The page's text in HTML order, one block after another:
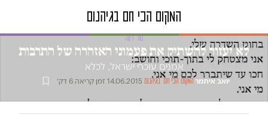
טור דעה
לא יעזור להשתיק את פעמוני האזהרה של התרבות
אמנים עוכרי ישראל, לכלא
יואב איתמר·המקום הכי חם בגיהנום 14.06.2015 זמן קריאה 6 דק׳